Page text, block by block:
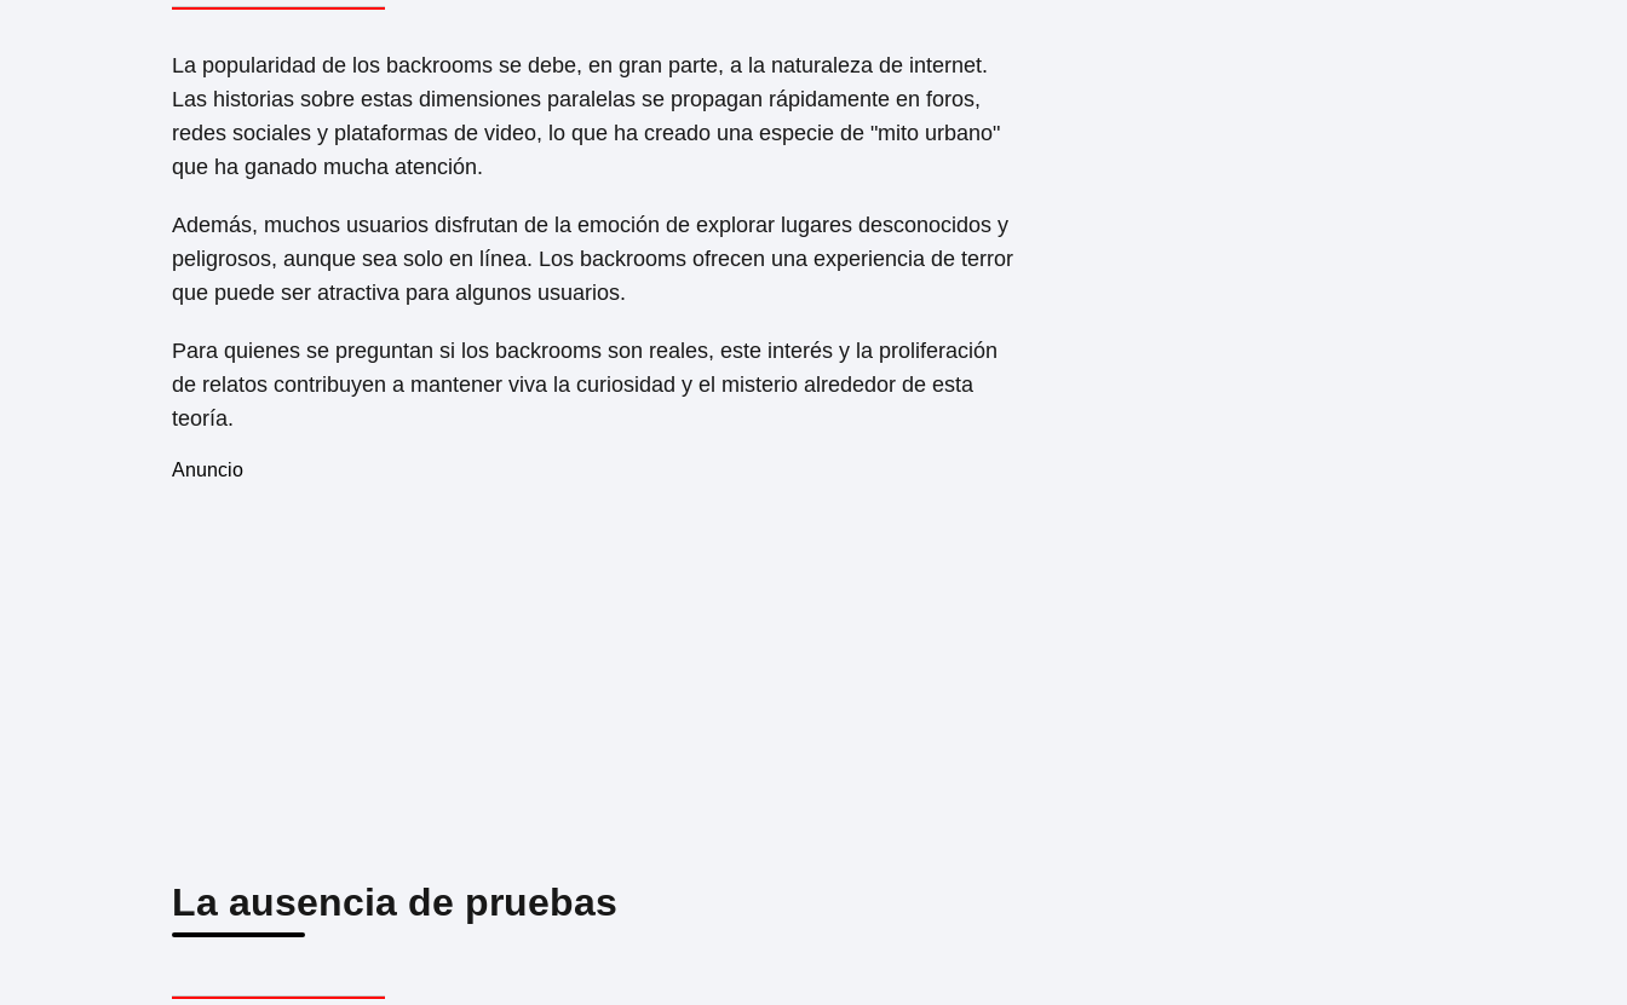
La popularidad de los backrooms se debe, en gran parte, a la naturaleza de internet.
Las historias sobre estas dimensiones paralelas se propagan rápidamente en foros,
redes sociales y plataformas de video, lo que ha creado una especie de "mito urbano"
que ha ganado mucha atención.
Además, muchos usuarios disfrutan de la emoción de explorar lugares desconocidos y
peligrosos, aunque sea solo en línea. Los backrooms ofrecen una experiencia de terror
que puede ser atractiva para algunos usuarios.
Para quienes se preguntan si los backrooms son reales, este interés y la proliferación
de relatos contribuyen a mantener viva la curiosidad y el misterio alrededor de esta
teoría.
Anuncio
La ausencia de pruebas